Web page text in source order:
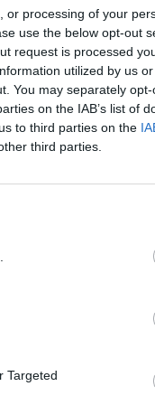
or processing of your
use the below opt-out
request is processed
utilized by us
You may separately
on the IAB’s list of
to third parties on the
third parties.
Targeted
της
gems αυτά
που
το δικό
Το
, ενώ
από
να